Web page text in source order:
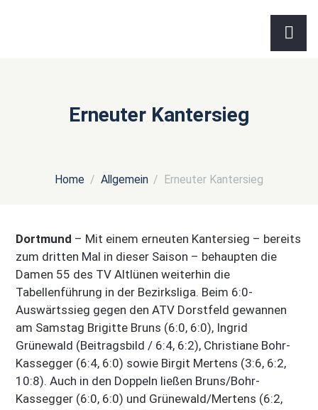
Erneuter Kantersieg
Home Allgemein Erneuter Kantersieg
Dortmund – Mit einem erneuten Kantersieg – bereits
zum dritten Mal in dieser Saison – behaupten die
Damen 55 des TV Altlünen weiterhin die
Tabellenführung in der Bezirksliga. Beim 6:0-
Auswärtssieg gegen den ATV Dorstfeld gewannen
am Samstag Brigitte Bruns (6:0, 6:0), Ingrid
Grünewald (Beitragsbild / 6:4, 6:2), Christiane Bohr-
Kassegger (6:4, 6:0) sowie Birgit Mertens (3:6, 6:2,
10:8). Auch in den Doppeln ließen Bruns/Bohr-
Kassegger (6:0, 6:0) und Grünewald/Mertens (6:2,